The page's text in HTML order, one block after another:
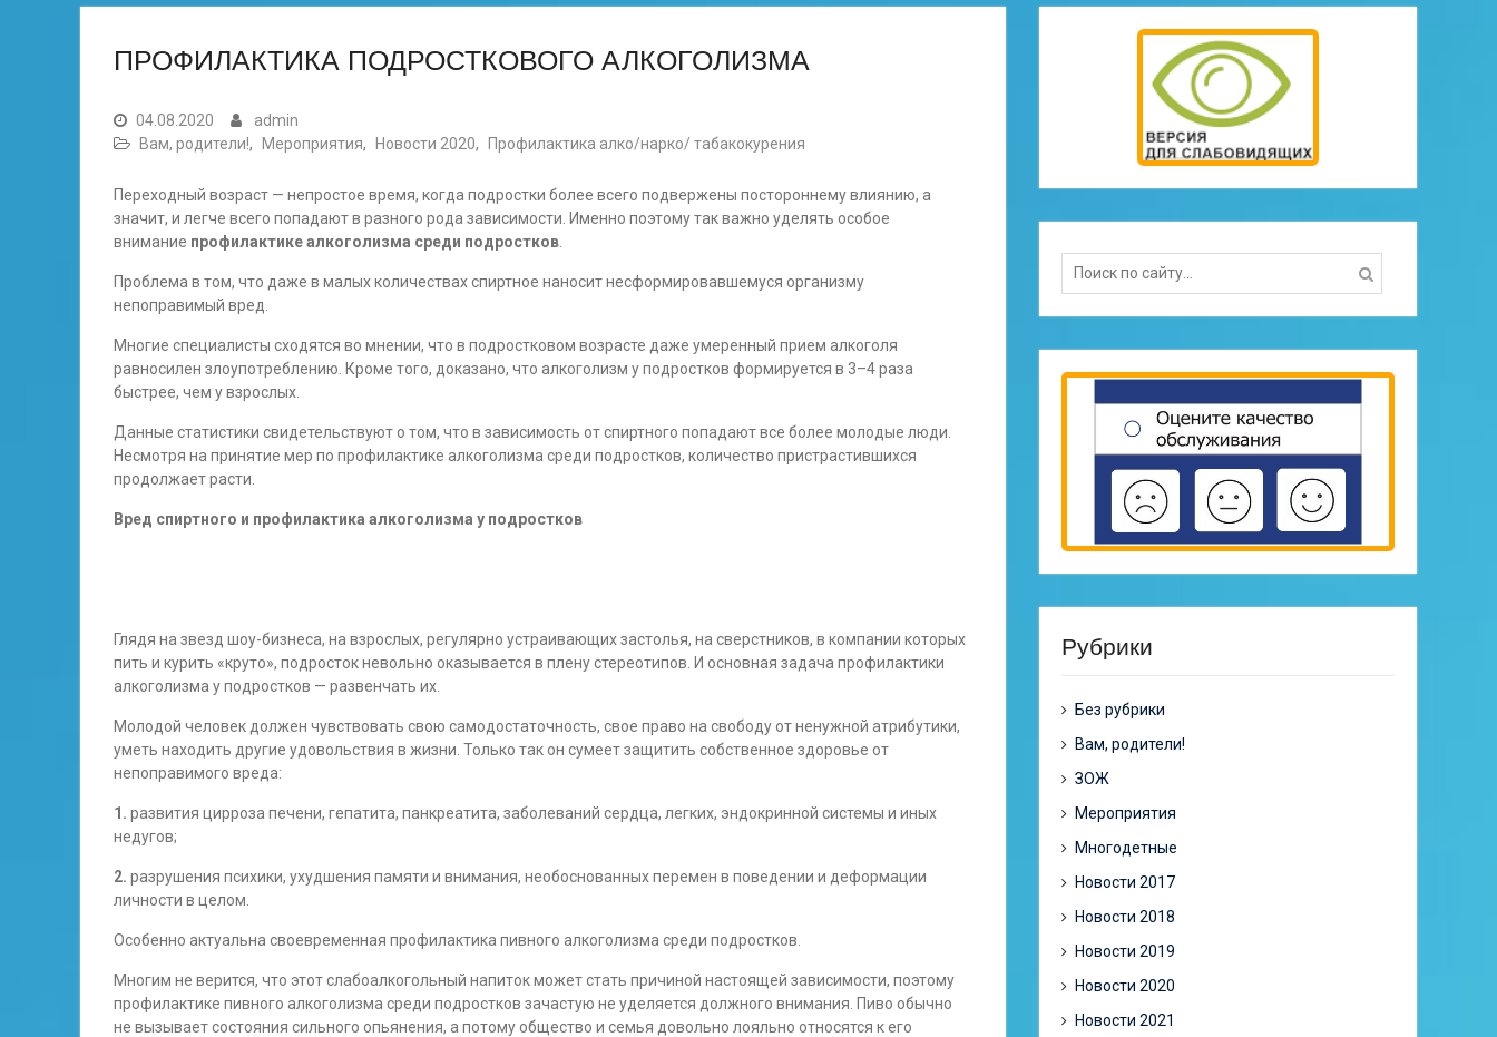
ПРОФИЛАКТИКА ПОДРОСТКОВОГО АЛКОГОЛИЗМА
04.08.2020
admin
Вам, родители!, Мероприятия, Новости 2020, Профилактика алко/нарко/ табакокурения
Переходный возраст — непростое время, когда подростки более всего подвержены постороннему влиянию, а
значит, и легче всего попадают в разного рода зависимости. Именно поэтому так важно уделять особое
внимание профилактике алкоголизма среди подростков
Проблема в том, что даже в малых количествах спиртное наносит несформировавшемуся организму
непоправимый вред.
Многие специалисты сходятся во мнении, что в подростковом возрасте даже умеренный прием алкоголя
равносилен злоупотреблению. Кроме того, доказано, что алкоголизм у подростков формируется в 3–4 раза
быстрее, чем у взрослых.
Данные статистики свидетельствуют о том, что в зависимость от спиртного попадают все более молодые люди.
Несмотря на принятие мер по профилактике алкоголизма среди подростков, количество пристрастившихся
продолжает расти.
Вред спиртного и профилактика алкоголизма у подростков
Глядя на звезд шоу-бизнеса, на взрослых, регулярно устраивающих застолья, на сверстников, в компании которых
пить и курить «круто», подросток невольно оказывается в плену стереотипов. И основная задача профилактики
алкоголизма у подростков — развенчать их.
Молодой человек должен чувствовать свою самодостаточность, свое право на свободу от ненужной атрибутики,
уметь находить другие удовольствия в жизни. Только так он сумеет защитить собственное здоровье от
непоправимого вреда:
1. развития цирроза печени, гепатита, панкреатита, заболеваний сердца, легких, эндокринной системы и иных
недугов;
2. разрушения психики, ухудшения памяти и внимания, необоснованных перемен в поведении и деформации
личности в целом.
Особенно актуальна своевременная профилактика пивного алкоголизма среди подростков.
Многим не верится, что этот слабоалкогольный напиток может стать причиной настоящей зависимости, поэтому
профилактике пивного алкоголизма среди подростков зачастую не уделяется должного внимания. Пиво обычно
не вызывает состояния сильного опьянения, а потому общество и семья довольно лояльно относятся к его
Search
for:
Рубрики
Без рубрики
Вам, родители!
ЗОЖ
Мероприятия
Многодетные
Новости 2017
Новости 2018
Новости 2019
Новости 2020
Новости 2021